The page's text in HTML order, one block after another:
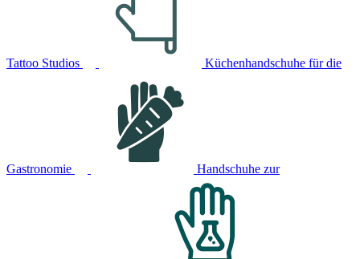
Tattoo Studios Küchenhandschuhe für die
Gastronomie Handschuhe zur